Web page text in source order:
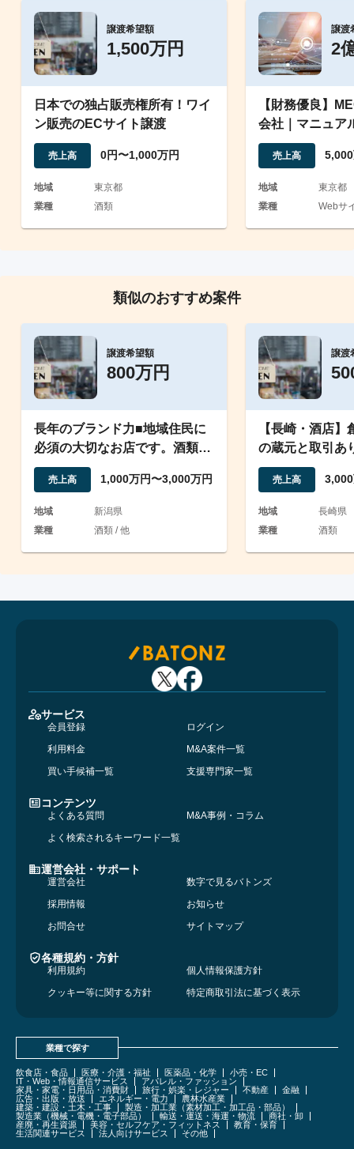
譲渡希望額
1,500万円
日本での独占販売権所有！ワイ
ン販売のECサイト譲渡
売上高 0円〜1,000万円
地域
東京都
業種
酒類
譲渡
2
【財務優良】
会社｜マニュア
削減および属人
売上高
地域
東京都
業種
Webサ
類似のおすすめ案件
譲渡希望額
800万円
長年のブランド力■地域住民に
必須の大切なお店です。酒類・
食品小売・卸店
売上高 1,000万円〜3,000万円
地域
新潟県
業種
酒類 / 他
譲渡
【長崎・酒店
の蔵元と取引あ
売上高
地域
長崎県
業種
酒類
サービス
会員登録
ログイン
利用料金
M&A案件一覧
買い手候補一覧
支援専門家一覧
コンテンツ
よくある質問
M&A事例・コラム
よく検索されるキーワード一覧
運営会社・サポート
運営会社
数字で見るバトンズ
採用情報
お知らせ
お問合せ
サイトマップ
各種規約・方針
利用規約
個人情報保護方針
クッキー等に関する方針
特定商取引法に基づく表示
業種で探す
飲食店・食品 医療・介護・福祉 医薬品・化学
小売・EC
IT・Web・情報通信サービス
アパレル・ファッション
家具・家電・日用品・消費財
旅行・娯楽・レジャー 不動産
金融
広告・出版・放送
エネルギー・電力
農林水産業
建築・建設・土木・工事
製造・加工業（素材加工・加工品・部品）
製造業（機械・電機・電子部品）
輸送・運送・海運・物流
商社・卸
産廃・再生資源
美容・セルフケア・フィットネス
教育・保育
生活関連サービス
法人向けサービス その他